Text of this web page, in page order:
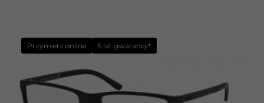
Przymierz online 5 lat gwarancji*